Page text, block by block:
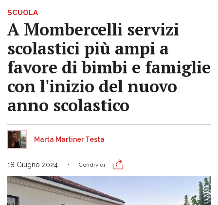
SCUOLA
A Mombercelli servizi
scolastici più ampi a
favore di bimbi e famiglie
con l'inizio del nuovo
anno scolastico
Marta Martiner Testa
18 Giugno 2024 Condividi